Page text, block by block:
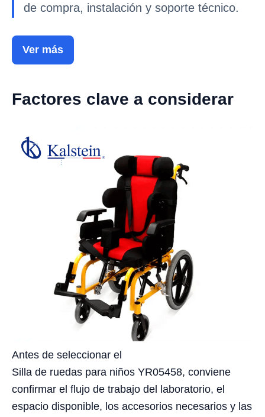
de compra, instalación y soporte técnico.
Ver más
Factores clave a considerar
Antes de seleccionar el
Silla de ruedas para niños YR05458, conviene
confirmar el flujo de trabajo del laboratorio, el
espacio disponible, los accesorios necesarios y las